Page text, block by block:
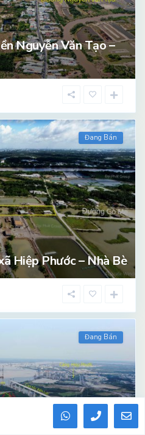
Nguyễn Văn Tạo –
Đang Bán
Hiệp Phước – Nhà Bè
Đang Bán